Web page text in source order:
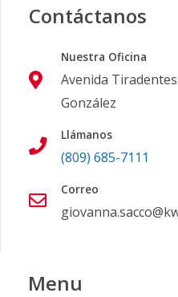
Contáctanos
Nuestra Oficina
Avenida
González
Llámanos
(809) 685-7111
Correo
Menu